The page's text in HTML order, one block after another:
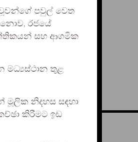
පවුල් වෙත
රජයේ
සහ ආගමික
මධ්‍යස්ථාන තුළ
මූලික නිදහස සඳහා
කිරීමට ඉඩ